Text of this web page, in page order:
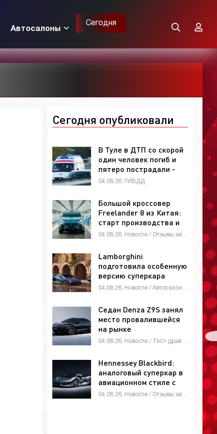
Автосалоны
Сегодня
Сегодня опубликовали
В Туле в ДТП со скорой
один человек погиб и
пятеро пострадали -
«ГИБДД»
04.08.26, ГИБДД
Большой кроссовер
Freelander 8 из Китая:
старт производства и
глобальные амбиции -
Lamborghini
подготовила особенную
версию суперкара
Revuelto -
Седан Denza Z9S занял
место провалившейся
на рынке
четырехдверки Denza
Hennessey Blackbird:
аналоговый суперкар в
авиационном стиле с
атмосферным V8 и МКП